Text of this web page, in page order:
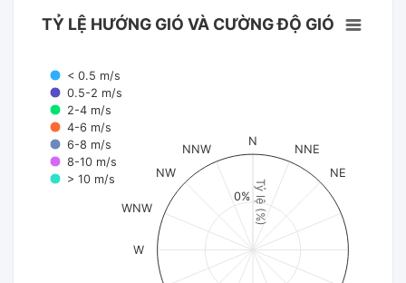
Tỷ lệ (%)
TỶ LỆ HƯỚNG GIÓ VÀ CƯỜNG ĐỘ GIÓ
< 0.5 m/s
0.5-2 m/s
2-4 m/s
4-6 m/s
6-8 m/s
8-10 m/s
> 10 m/s
N
NNE
NE
W
WNW
NW
NNW
0%